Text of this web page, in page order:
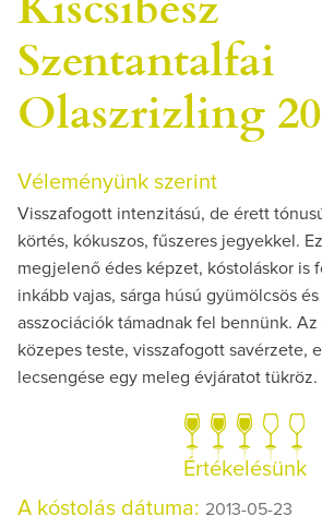
Szentantalfai
Olaszrizling
Véleményünk szerint
Visszafogott intenzitású, de érett
körtés, kókuszos, fűszeres jegyekkel.
megjelenő édes képzet, kóstoláskor is
inkább vajas, sárga húsú gyümölcsös
asszociációk támadnak fel bennünk. Az
közepes teste, visszafogott savérzete,
lecsengése egy meleg évjáratot tükröz.
Értékelésünk
A kóstolás dátuma: 2013-05-23